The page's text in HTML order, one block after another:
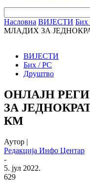
Насловна ВИЈЕСТИ Бих
МЛАДИХ ЗА
ВИЈЕСТИ
Бих / РС
Друштво
ОНЛАЈН
ЗА
КМ
Аутор |
Редакција Инфо Центар
-
5. јул 2022.
629